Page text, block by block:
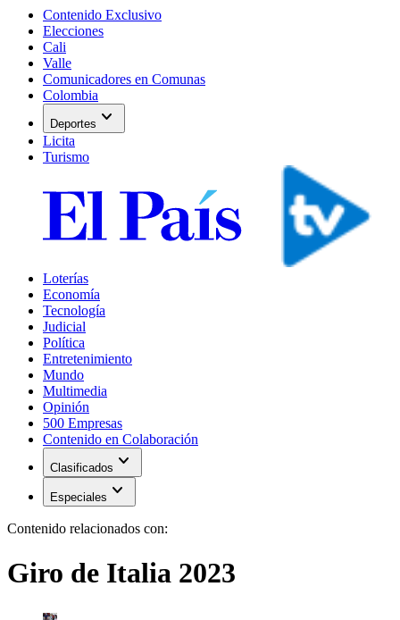
Contenido Exclusivo
Elecciones
Cali
Valle
Comunicadores en Comunas
Colombia
Deportes expand_more
Licita
Turismo
Loterías
Economía
Tecnología
Judicial
Política
Entretenimiento
Mundo
Multimedia
Opinión
500 Empresas
Contenido en Colaboración
Clasificados expand_more
Especiales expand_more
Contenido relacionados con:
Giro de Italia 2023